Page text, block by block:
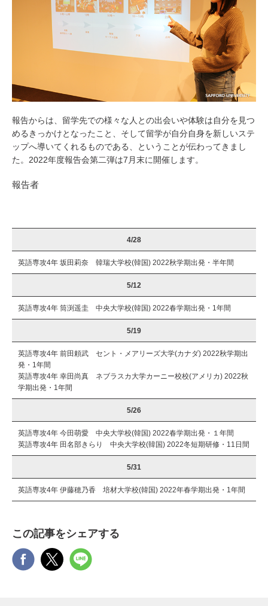
報告からは、留学先での様々な人との出会いや体験は自分を見つ
めるきっかけとなったこと、そして留学が自分自身を新しいステ
ップへ導いてくれるものである、ということが伝わってきまし
た。2022年度報告会第二弾は7月末に開催します。
報告者
4/28
英語専攻4年 坂田莉奈 韓瑞大学校(韓国) 2022秋学期出発・半年間
5/12
英語専攻4年 筒渕遥圭 中央大学校(韓国) 2022春学期出発・1年間
5/19
英語専攻4年 前田頼武 セント・メアリーズ大学(カナダ) 2022秋学期出
発・1年間
英語専攻4年 幸田尚真 ネブラスカ大学カーニー校校(アメリカ) 2022秋
学期出発・1年間
5/26
英語専攻4年 今田萌愛 中央大学校(韓国) 2022春学期出発・１年間
英語専攻4年 田名部きらり 中央大学校(韓国) 2022冬短期研修・11日間
5/31
英語専攻4年 伊藤穂乃香 培材大学校(韓国) 2022年春学期出発・1年間
この記事をシェアする